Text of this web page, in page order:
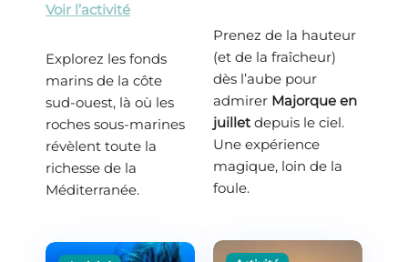
Voir l’activité
Explorez les fonds
marins de la côte
sud-ouest, là où les
roches sous-marines
révèlent toute la
richesse de la
Méditerranée.
Prenez de la hauteur
(et de la fraîcheur)
dès l’aube pour
admirer Majorque en
juilletdepuis le ciel.
Une expérience
magique, loin de la
foule.